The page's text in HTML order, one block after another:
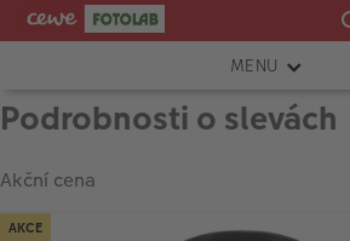
MENU
FOTOAPARÁTY
ATELIÉR
Podrobnosti o slevách
Akční cena
AKCE